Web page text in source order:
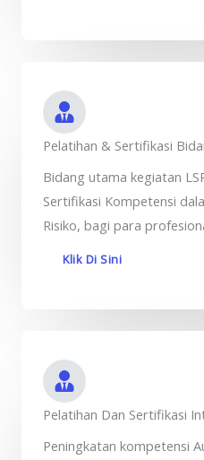
Pelatihan & Sertifikasi
Bidang utama kegiatan
Sertifikasi Kompetensi
Risiko, bagi para
Klik Di Sini
Pelatihan Dan Sertifikasi
Peningkatan kompetensi